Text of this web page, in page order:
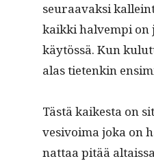
seu­raavak­si
kaik­ki halvem­pi on
käytössä. Kun
alas tietenkin
Tästä kaikesta on
vesivoima joka on
nat­taa pitää